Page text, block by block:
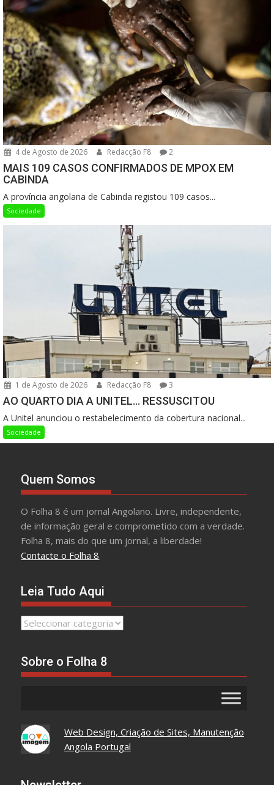
4 de Agosto de 2026 Redacção F8 2
MAIS 109 CASOS CONFIRMADOS DE MPOX EM
CABINDA
A província angolana de Cabinda registou 109 casos...
Sociedade
1 de Agosto de 2026 Redacção F8 3
AO QUARTO DIA A UNITEL… RESSUSCITOU
A Unitel anunciou o restabelecimento da cobertura nacional...
Sociedade
Quem Somos
O Folha 8 é um jornal Angolano. Livre, independente,
de informação geral e comprometido com a verdade.
Folha 8, mais do que um jornal, a liberdade!
Contacte o Folha 8
Leia Tudo Aqui
Leia
Sobre o Folha 8
Web Design, Criação de Sites, Manutenção
Angola Portugal